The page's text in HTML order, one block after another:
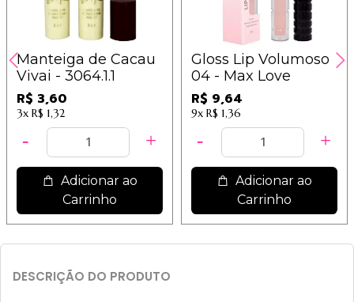
Manteiga de Cacau
Vivai - 3064.1.1
R$ 3,60
3x R$ 1,32
Adicionar ao
Carrinho
Gloss Lip Volumoso
04 - Max Love
R$ 9,64
9x R$ 1,36
Adicionar ao
Carrinho
DESCRIÇÃO DO PRODUTO